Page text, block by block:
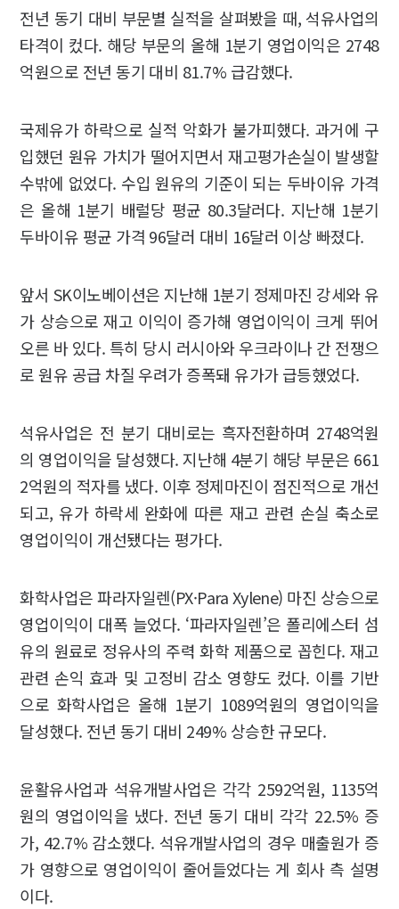
전년 동기 대비 부문별 실적을 살펴봤을 때, 석유사업의
타격이 컸다. 해당 부문의 올해 1분기 영업이익은 2748
억원으로 전년 동기 대비 81.7% 급감했다.
국제유가 하락으로 실적 악화가 불가피했다. 과거에 구
입했던 원유 가치가 떨어지면서 재고평가손실이 발생할
수밖에 없었다. 수입 원유의 기준이 되는 두바이유 가격
은 올해 1분기 배럴당 평균 80.3달러다. 지난해 1분기
두바이유 평균 가격 96달러 대비 16달러 이상 빠졌다.
앞서 SK이노베이션은 지난해 1분기 정제마진 강세와 유
가 상승으로 재고 이익이 증가해 영업이익이 크게 뛰어
오른 바 있다. 특히 당시 러시아와 우크라이나 간 전쟁으
로 원유 공급 차질 우려가 증폭돼 유가가 급등했었다.
석유사업은 전 분기 대비로는 흑자전환하며 2748억원
의 영업이익을 달성했다. 지난해 4분기 해당 부문은 661
2억원의 적자를 냈다. 이후 정제마진이 점진적으로 개선
되고, 유가 하락세 완화에 따른 재고 관련 손실 축소로
영업이익이 개선됐다는 평가다.
화학사업은 파라자일렌(PX·Para Xylene) 마진 상승으로
영업이익이 대폭 늘었다. ‘파라자일렌’은 폴리에스터 섬
유의 원료로 정유사의 주력 화학 제품으로 꼽힌다. 재고
관련 손익 효과 및 고정비 감소 영향도 컸다. 이를 기반
으로 화학사업은 올해 1분기 1089억원의 영업이익을
달성했다. 전년 동기 대비 249% 상승한 규모다.
윤활유사업과 석유개발사업은 각각 2592억원, 1135억
원의 영업이익을 냈다. 전년 동기 대비 각각 22.5% 증
가, 42.7% 감소했다. 석유개발사업의 경우 매출원가 증
가 영향으로 영업이익이 줄어들었다는 게 회사 측 설명
이다.